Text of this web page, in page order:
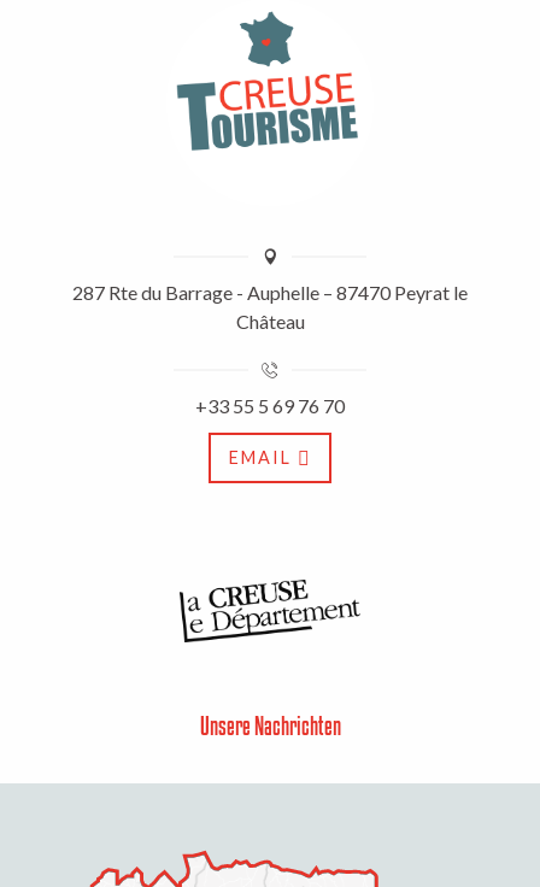
287 Rte du Barrage - Auphelle – 87470 Peyrat le
Château
+33 55 5 69 76 70
EMAIL
Unsere Nachrichten